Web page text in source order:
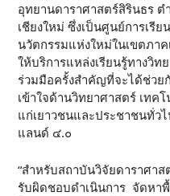
อุทยานดาราศาสตร์สิรินธร
เชียงใหม่ ซึ่งเป็นศูนย์การเรี
นวัตกรรมแห่งใหม่ในเขตภา
ให้บริการแหล่งเรียนรู้ทางวิ
ร่วมมือครั้งสำคัญที่จะได้ช่วย
เข้าใจด้านวิทยาศาสตร์ เทค
แก่เยาวชนและประชาชนทั่ว
แลนด์ ๔.๐
“สำหรับสถาบันวิจัยดาราศา
รับผิดชอบดำเนินการ จัดหา